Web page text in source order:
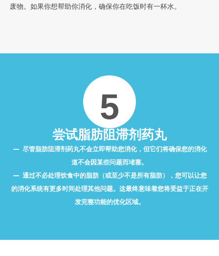
废物。如果你想帮助你消化，确保你在吃饭时有一杯水。
5
尝试脂肪阻滞剂药丸
尽管脂肪阻滞剂药丸不会立即帮助您消化，但它们将确保您的消化
道不会因某些问题而堵塞。
通过不必处理饮食中的脂肪（或至少不是所有脂肪），您可以让您
的消化系统有更多时间处理其他问题。这最终意味着您将受益于正在开
发完整功能的优化区域。